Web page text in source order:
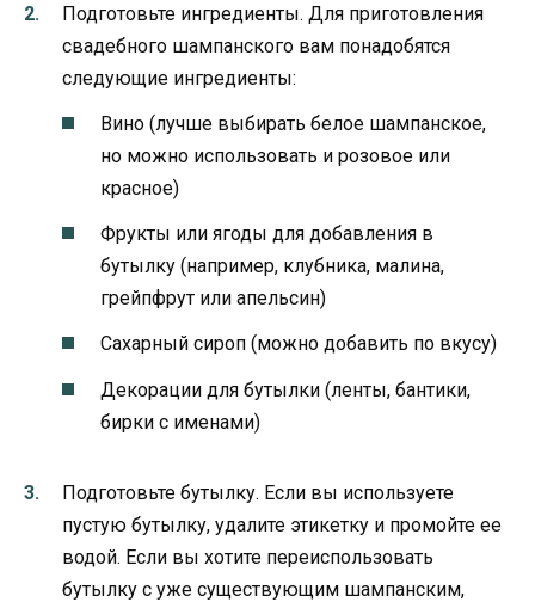
Подготовьте ингредиенты. Для приготовления
свадебного шампанского вам понадобятся
следующие ингредиенты:
Вино (лучше выбирать белое шампанское,
но можно использовать и розовое или
красное)
Фрукты или ягоды для добавления в
бутылку (например, клубника, малина,
грейпфрут или апельсин)
Сахарный сироп (можно добавить по вкусу)
Декорации для бутылки (ленты, бантики,
бирки с именами)
Подготовьте бутылку. Если вы используете
пустую бутылку, удалите этикетку и промойте ее
водой. Если вы хотите переиспользовать
бутылку с уже существующим шампанским,